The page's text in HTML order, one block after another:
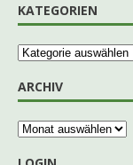
KATEGORIEN
ARCHIV